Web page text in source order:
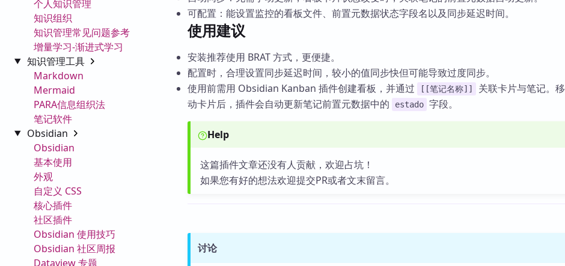
个人知识管理
知识组织
知识管理常见问题参考
增量学习-渐进式学习
知识管理工具
Markdown
Mermaid
PARA信息组织法
笔记软件
Obsidian
Obsidian
基本使用
外观
自定义 CSS
核心插件
社区插件
Obsidian 使用技巧
Obsidian 社区周报
Dataview 专题
可配置：能设置监控的看板文件、前置元数据状态字段名以及同步延迟时间。
使用建议
安装推荐使用 BRAT 方式，更便捷。
配置时，合理设置同步延迟时间，较小的值同步快但可能导致过度同步。
使用前需用 Obsidian Kanban 插件创建看板，并通过
[[笔记名称]]
关联卡片与笔记。移
动卡片后，插件会自动更新笔记前置元数据中的
estado 字段。
Help
这篇插件文章还没有人贡献，欢迎占坑！
如果您有好的想法欢迎提交PR或者文末留言。
讨论